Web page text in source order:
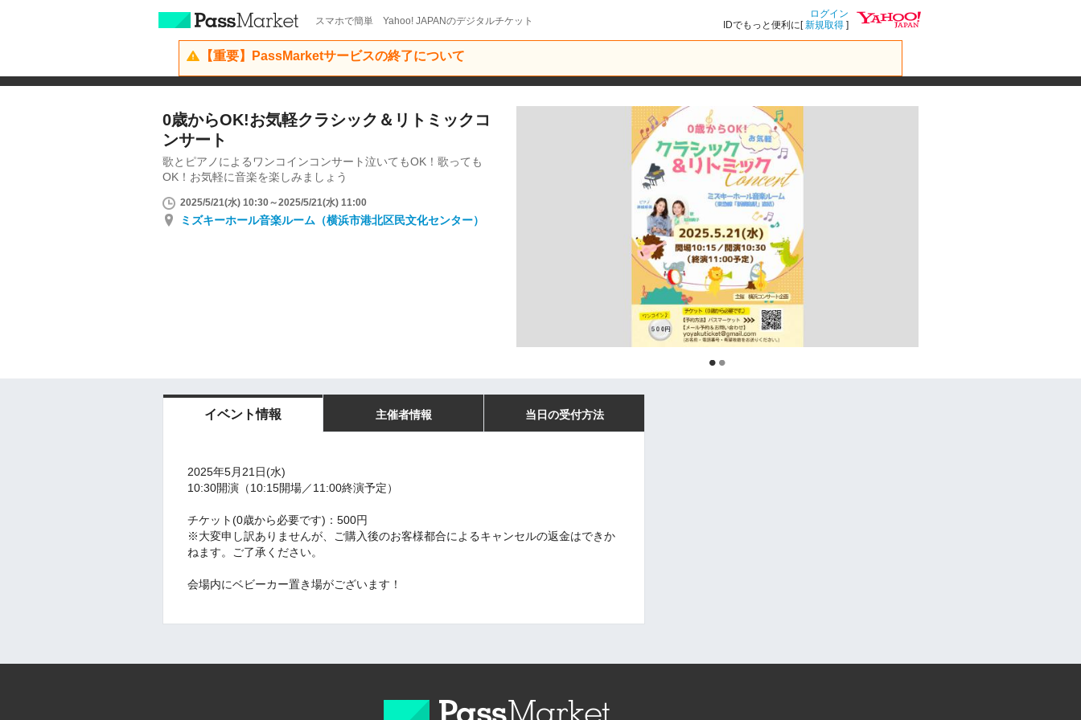
スマホで簡単 Yahoo! JAPANのデジタルチケット
ログイン
IDでもっと便利に[新規取得 ]
【重要】PassMarketサービスの終了について
0歳からOK!お気軽クラシック＆リトミックコ
ンサート
歌とピアノによるワンコインコンサート泣いてもOK！歌っても
OK！お気軽に音楽を楽しみましょう
2025/5/21(水) 10:30～2025/5/21(水) 11:00
ミズキーホール音楽ルーム（横浜市港北区民文化センター）
イベント情報 主催者情報 当日の受付方法
2025年5月21日(水)
10:30開演（10:15開場／11:00終演予定）
チケット(0歳から必要です)：500円
※大変申し訳ありませんが、ご購入後のお客様都合によるキャンセルの返金はできか
ねます。ご了承ください。
会場内にベビーカー置き場がございます！